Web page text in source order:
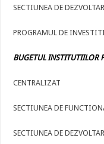
SECTIUNEA DE
PROGRAMUL DE
BUGETUL INSTITUTIILOR
CENTRALIZAT
SECTIUNEA DE
SECTIUNEA DE